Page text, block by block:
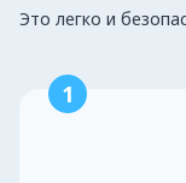
Это легко и
1